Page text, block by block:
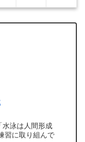
水泳は人間形成
習に取り組んで